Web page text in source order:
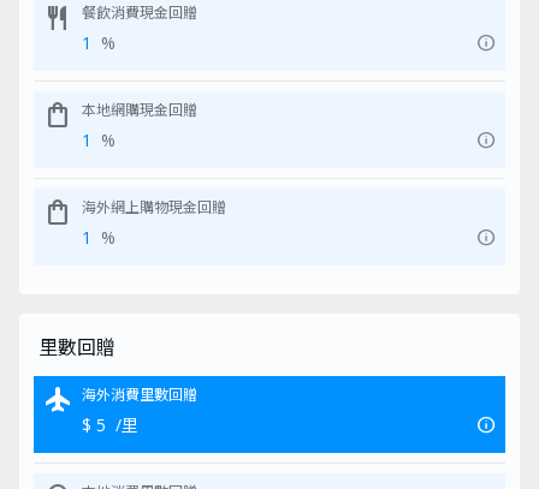
restaurant 餐飲消費現金回贈
1 % info
shopping_bag 本地網購現金回贈
1 % info
shopping_bag 海外網上購物現金回贈
1 % info
里數回贈
flight 海外消費里數回贈
$ 5 /里 info